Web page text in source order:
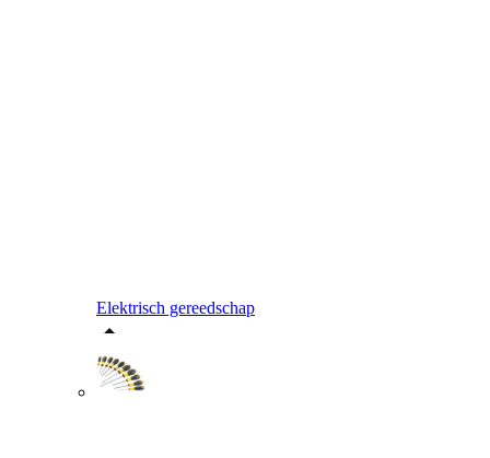
Elektrisch gereedschap